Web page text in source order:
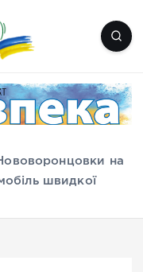
Мелітополь
на
швидкої